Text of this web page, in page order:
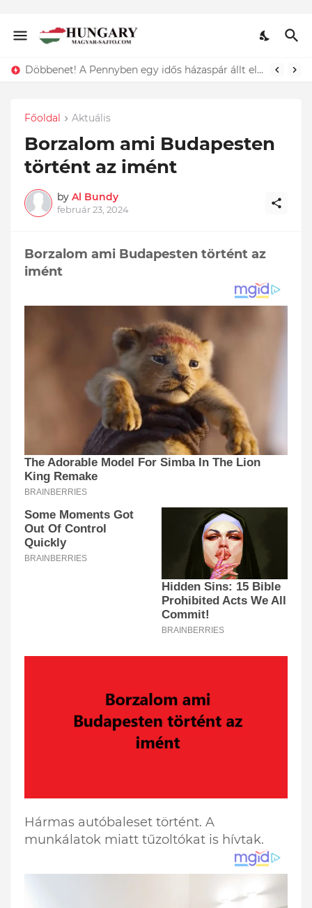
Lefotózták Oláh Ibolyát, amint épp vele csókolózik - EZT nem hiszed el, kinek a karjában kötött ki...ÍME
Főoldal Aktuális
Borzalom ami Budapesten
történt az imént
by Al Bundy
február 23, 2024
Borzalom ami Budapesten történt az
imént
Hármas autóbaleset történt. A
munkálatok miatt tűzoltókat is hívtak.